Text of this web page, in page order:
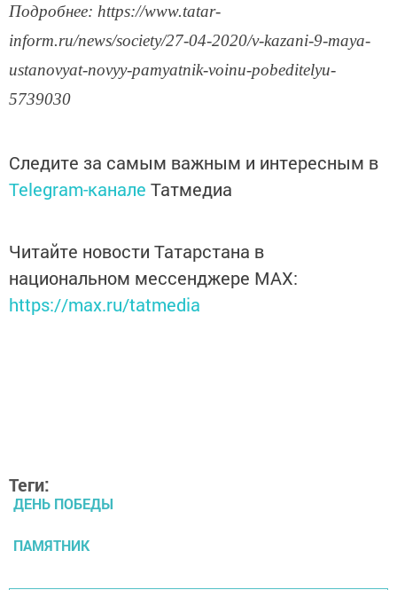
Подробнее: https://www.tatar-
inform.ru/news/society/27-04-2020/v-kazani-9-maya-
ustanovyat-novyy-pamyatnik-voinu-pobeditelyu-
5739030
Следите за самым важным и интересным в
Telegram-канале Татмедиа
Читайте новости Татарстана в
национальном мессенджере MАХ:
https://max.ru/tatmedia
Теги:
ДЕНЬ ПОБЕДЫ
ПАМЯТНИК